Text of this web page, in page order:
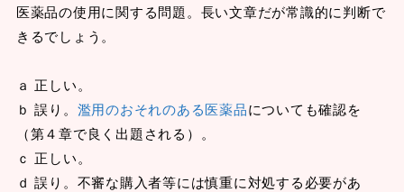
医薬品の使用に関する問題。長い文章だが常識的に判断で
きるでしょう。
ａ 正しい。
ｂ 誤り。 濫用のおそれのある医薬品についても確認を
（第４章で良く出題される）。
ｃ 正しい。
ｄ 誤り。不審な購入者等には慎重に対処する必要があ